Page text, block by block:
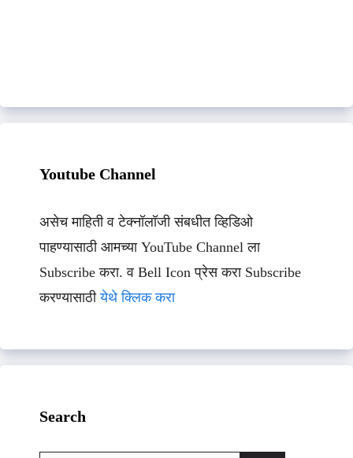
Youtube Channel
असेच माहिती व टेक्नॉलॉजी संबधीत व्हिडिओ
पाहण्यासाठी आमच्या YouTube Channel ला
Subscribe करा. व Bell Icon प्रेस करा Subscribe
करण्यासाठीयेथे क्लिक करा
Search